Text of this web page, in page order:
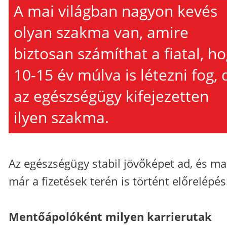
A mai világban nagyon kevés
olyan szakma van, amire
biztosan számíthat a fiatal,
10-15 év múlva is létezni fog,
az egészségügy kifejezetten
ilyen szakma.
Az egészségügy stabil jövőképet ad, és ma
már a fizetések terén is történt
Mentőápolóként milyen karrierutak